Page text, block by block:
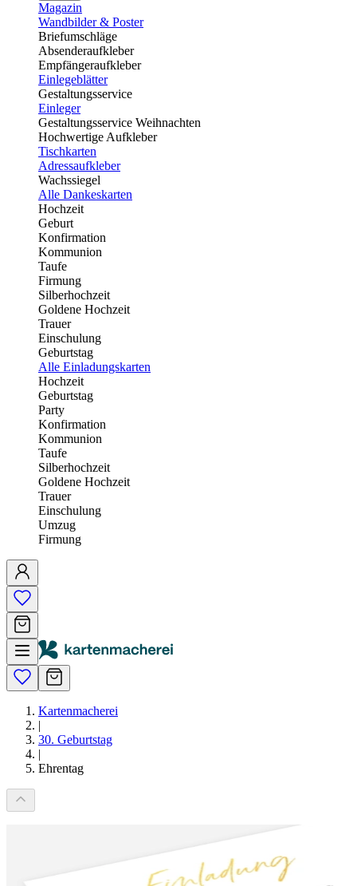
Magazin
Wandbilder & Poster
Briefumschläge
Absenderaufkleber
Empfängeraufkleber
Einlegeblätter
Gestaltungsservice
Einleger
Gestaltungsservice Weihnachten
Hochwertige Aufkleber
Tischkarten
Adressaufkleber
Wachssiegel
Alle Dankeskarten
Hochzeit
Geburt
Konfirmation
Kommunion
Taufe
Firmung
Silberhochzeit
Goldene Hochzeit
Trauer
Einschulung
Geburtstag
Alle Einladungskarten
Hochzeit
Geburtstag
Party
Konfirmation
Kommunion
Taufe
Silberhochzeit
Goldene Hochzeit
Trauer
Einschulung
Umzug
Firmung
Kartenmacherei
|
30. Geburtstag
|
Ehrentag